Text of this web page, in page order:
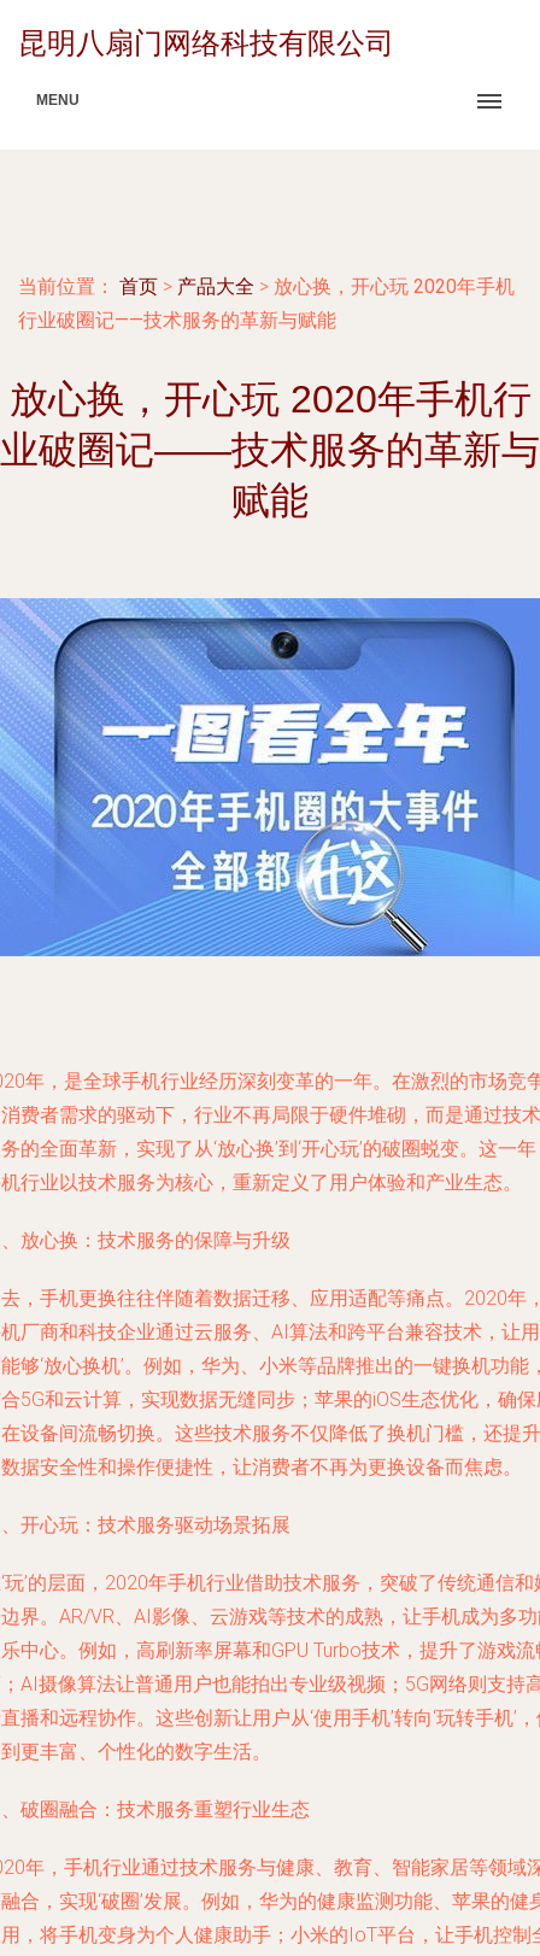
昆明八扇门网络科技有限公司
MENU
当前位置： 首页 > 产品大全 > 放心换，开心玩 2020年手机
行业破圈记——技术服务的革新与赋能
放心换，开心玩 2020年手机行
业破圈记——技术服务的革新与
赋能
年，是全球手机行业经历深刻变革的一年。在激烈的市场竞
费者需求的驱动下，行业不再局限于硬件堆砌，而是通过技术
的全面革新，实现了从‘放心换’到‘开心玩’的破圈蜕变。这一
行业以技术服务为核心，重新定义了用户体验和产业生态。
放心换：技术服务的保障与升级
，手机更换往往伴随着数据迁移、应用适配等痛点。2020年
厂商和科技企业通过云服务、AI算法和跨平台兼容技术，让用
够‘放心换机’。例如，华为、小米等品牌推出的一键换机功能
5G和云计算，实现数据无缝同步；苹果的iOS生态优化，确
设备间流畅切换。这些技术服务不仅降低了换机门槛，还提升
据安全性和操作便捷性，让消费者不再为更换设备而焦虑。
开心玩：技术服务驱动场景拓展
玩’的层面，2020年手机行业借助技术服务，突破了传统通信和
界。AR/VR、AI影像、云游戏等技术的成熟，让手机成为多
中心。例如，高刷新率屏幕和GPU Turbo技术，提升了游戏流
AI摄像算法让普通用户也能拍出专业级视频；5G网络则支持
播和远程协作。这些创新让用户从‘使用手机’转向‘玩转手机’
更丰富、个性化的数字生活。
破圈融合：技术服务重塑行业生态
年，手机行业通过技术服务与健康、教育、智能家居等领域
合，实现‘破圈’发展。例如，华为的健康监测功能、苹果的健
，将手机变身为个人健康助手；小米的IoT平台，让手机控制